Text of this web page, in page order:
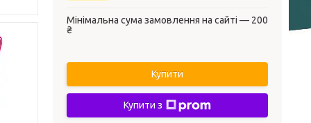
Мінімальна сума замовлення на сайті — 200
₴
Купити
Купити з